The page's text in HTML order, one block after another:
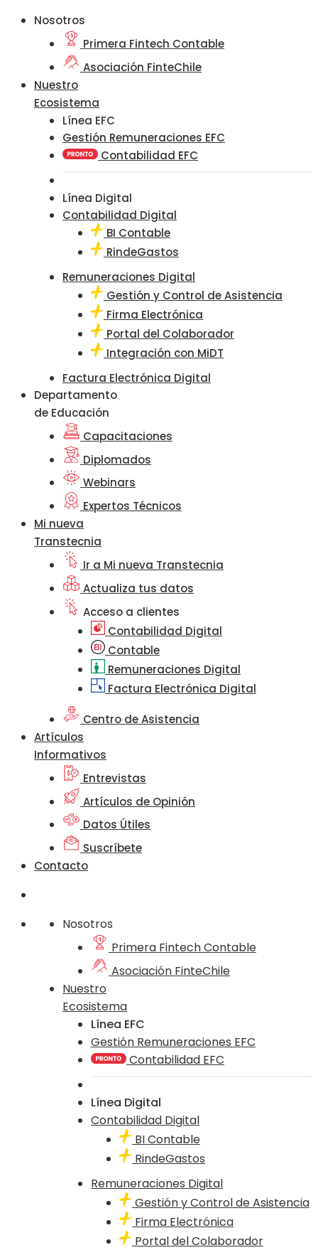
Nosotros
Primera Fintech Contable
Asociación FinteChile
Nuestro
Ecosistema
Línea EFC
Gestión Remuneraciones EFC
Contabilidad EFC
Línea Digital
Contabilidad Digital
BI Contable
RindeGastos
Remuneraciones Digital
Gestión y Control de Asistencia
Firma Electrónica
Portal del Colaborador
Integración con MiDT
Factura Electrónica Digital
Departamento
de Educación
Capacitaciones
Diplomados
Webinars
Expertos Técnicos
Mi nueva
Transtecnia
Ir a Mi nueva Transtecnia
Actualiza tus datos
Acceso a clientes
Contabilidad Digital
Contable
Remuneraciones Digital
Factura Electrónica Digital
Centro de Asistencia
Artículos
Informativos
Entrevistas
Artículos de Opinión
Datos Útiles
Suscríbete
Contacto
Nosotros
Primera Fintech Contable
Asociación FinteChile
Nuestro
Ecosistema
Línea EFC
Gestión Remuneraciones EFC
Contabilidad EFC
Línea Digital
Contabilidad Digital
BI Contable
RindeGastos
Remuneraciones Digital
Gestión y Control de Asistencia
Firma Electrónica
Portal del Colaborador